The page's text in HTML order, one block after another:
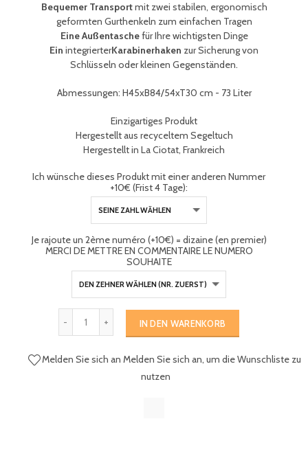
Bequemer Transportmit zwei stabilen, ergonomisch
geformten Gurthenkeln zum einfachen Tragen
Eine Außentaschefür Ihre wichtigsten Dinge
Ein integrierterKarabinerhaken zur Sicherung von
Schlüsseln oder kleinen Gegenständen.
Abmessungen: H45xB84/54xT30 cm - 73 Liter
Einzigartiges Produkt
Hergestellt aus recyceltem Segeltuch
Hergestellt in La Ciotat, Frankreich
Ich wünsche dieses Produkt mit einer anderen Nummer
+10€ (Frist 4 Tage):
Je rajoute un 2ème numéro (+10€) = dizaine (en premier)
MERCI DE METTRE EN COMMENTAIRE LE NUMERO
SOUHAITE
IN DEN WARENKORB
Melden Sie sich an Melden Sie sich an, um die Wunschliste zu
nutzen